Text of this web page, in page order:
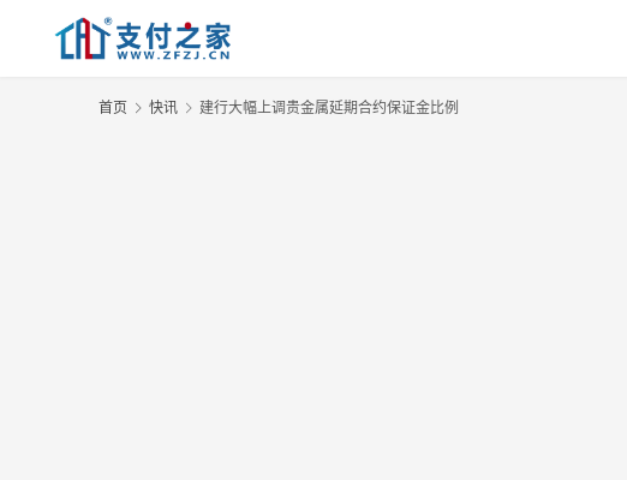
首页 快讯 建行大幅上调贵金属延期合约保证金比例